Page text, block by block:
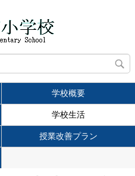
学校概要
学校生活
授業改善プラン